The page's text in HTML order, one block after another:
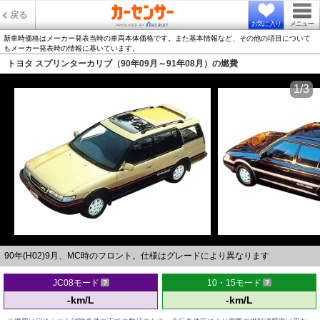
戻る
お気に入り メニュー
新車時価格はメーカー発表当時の車両本体価格です。また基本情報など、その他の項目について
もメーカー発表時の情報に基いています。
トヨタ スプリンターカリブ（90年09月～91年08月）の燃費
90年(H02)9月、MC時のフロント。仕様はグレードにより異なります
1/3
JC08モード
-km/L
10・15モード
-km/L